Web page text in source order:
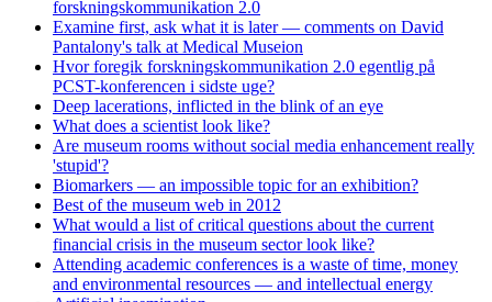
forskningskommunikation 2.0
Examine first, ask what it is later — comments on David
Pantalony's talk at Medical Museion
Hvor foregik forskningskommunikation 2.0 egentlig på
PCST-konferencen i sidste uge?
Deep lacerations, inflicted in the blink of an eye
What does a scientist look like?
Are museum rooms without social media enhancement really
'stupid'?
Biomarkers — an impossible topic for an exhibition?
Best of the museum web in 2012
What would a list of critical questions about the current
financial crisis in the museum sector look like?
Attending academic conferences is a waste of time, money
and environmental resources — and intellectual energy